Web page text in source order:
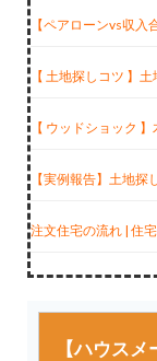
【ペアローンvs収
【 土地探しコツ 】
【 ウッドショック
【実例報告】土地探
注文住宅の流れ | 住
【ハウスメ